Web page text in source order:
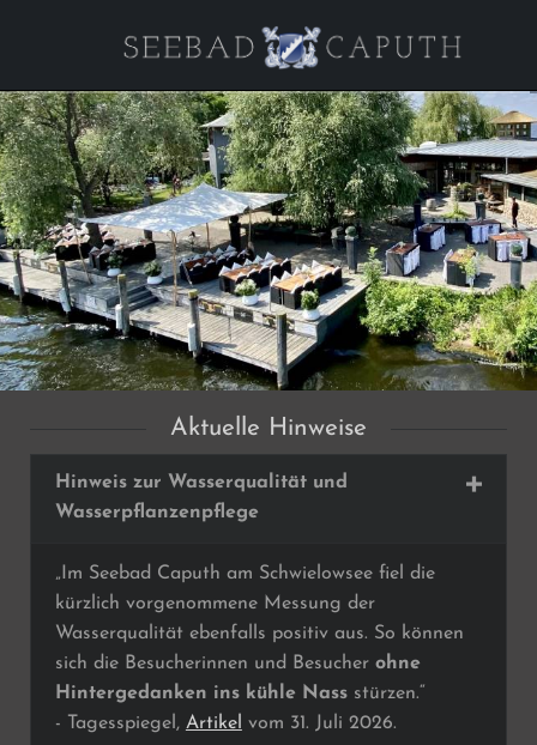
Aktuelle Hinweise
Hinweis zur Wasserqualität und
Wasserpflanzenpflege
„Im Seebad Caputh am Schwielowsee fiel die
kürzlich vorgenommene Messung der
Wasserqualität ebenfalls positiv aus. So können
sich die Besucherinnen und Besucher ohne
Hintergedanken ins kühle Nassstürzen.“
- Tagesspiegel, Artikel vom 31. Juli 2026.